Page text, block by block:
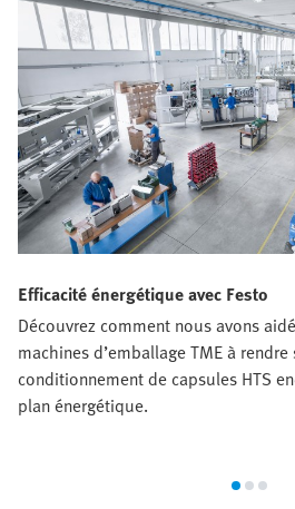
Efficacité énergétique avec Festo
Découvrez comment nous avons
machines d’emballage TME à
conditionnement de capsules HTS
plan énergétique.